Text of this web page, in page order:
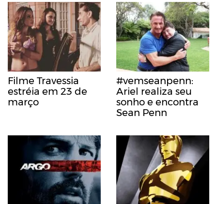
Filme Travessia
estréia em 23 de
março
#vemseanpenn:
Ariel realiza seu
sonho e encontra
Sean Penn